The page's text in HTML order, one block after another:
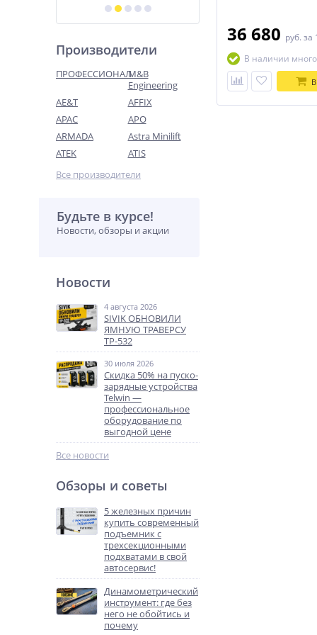
Производители
ПРОФЕССИОНАЛM&B
Engineering
AE&T
AFFIX
APAC
APO
ARMADA
Astra Minilift
ATEK
ATIS
Все производители
Будьте в курсе!
Новости, обзоры и акции
Новости
4 августа 2026
SIVIK ОБНОВИЛИ
ЯМНУЮ ТРАВЕРСУ
ТР-532
30 июля 2026
Скидка 50% на пуско-
зарядные устройства
Telwin —
профессиональное
оборудование по
выгодной цене
Все новости
Обзоры и советы
5 железных причин
купить современный
подъемник с
трехсекционными
подхватами в свой
автосервис!
Динамометрический
инструмент: где без
него не обойтись и
почему
36 680 руб. за
В наличии много